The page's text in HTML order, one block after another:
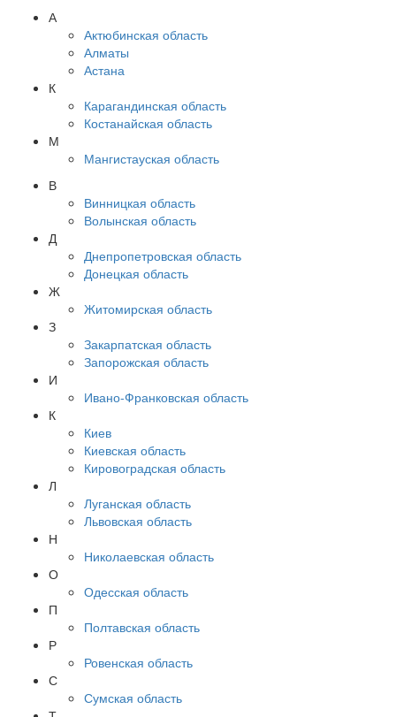
А
Актюбинская область
Алматы
Астана
К
Карагандинская область
Костанайская область
М
Мангистауская область
В
Винницкая область
Волынская область
Д
Днепропетровская область
Донецкая область
Ж
Житомирская область
З
Закарпатская область
Запорожская область
И
Ивано-Франковская область
К
Киев
Киевская область
Кировоградская область
Л
Луганская область
Львовская область
Н
Николаевская область
О
Одесская область
П
Полтавская область
Р
Ровенская область
С
Сумская область